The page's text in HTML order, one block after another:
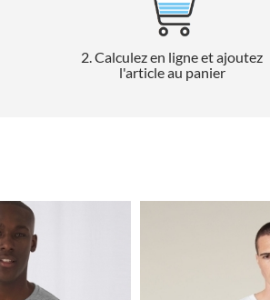
2 . Calculez en ligne et ajoutez
l'article au panier